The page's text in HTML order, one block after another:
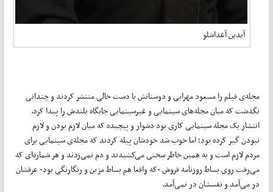
آیدین آغداشلو
مجله‌ی فیلم را مسعود مهرابی و دوستانش با دست خالی منتشر کردند و چندانی
نگذشت که میان مجله‌های سینمایی و غیرسینمایی جایگاه بلندش را پیدا کرد.
انتشار یک مجله سینمایی کاری بود دشوار و پیچیده که میان لازم بودن و لازم
نبودن گیر کرده بود؛ اما خوب شد خودشان‌ پیله کردند که مجله‌ی سینمایی برای
مردم لازم است و به همین خاطر سختی می‌کشیدند و دم نمی‌زدند و هر شماره‌ای که
می‌رفت روی بساط روزنامه فروش -که واقعا هم بساط مزین و رنگارنگی بود- عرقشان
در می‌آمد و نفسشان در نمی‌آمد.